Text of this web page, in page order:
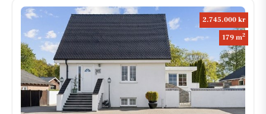
2.745.000 kr
179 m2